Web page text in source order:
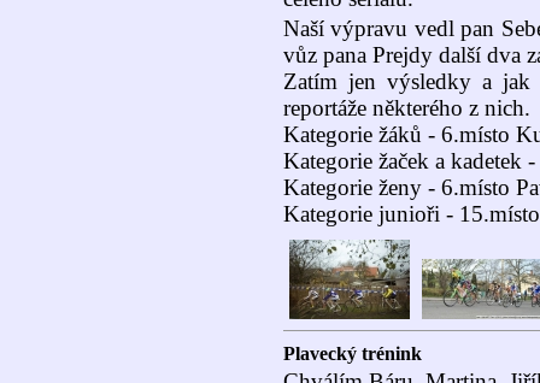
Naší výpravu vedl pan
vůz pana Prejdy další dva
Zatím jen výsledky a
reportáže některého z nich.
Kategorie žáků - 6.místo
Kategorie žaček a kadetek
Kategorie ženy - 6.místo
Kategorie junioři -
Plavecký trénink